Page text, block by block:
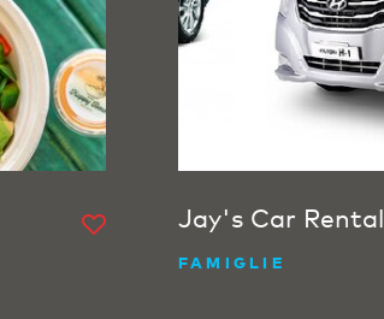
Jay's Car Rental
FAMIGLIE